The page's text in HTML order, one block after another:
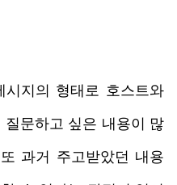
지의 형태로 호스트와
문하고 싶은 내용이 많
과거 주고받았던 내용